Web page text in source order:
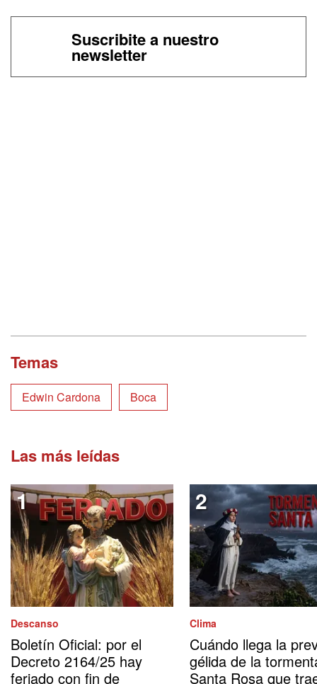
Suscribite a nuestro
newsletter
Temas
Edwin Cardona Boca
Las más leídas
Descanso
Boletín Oficial: por el
Decreto 2164/25 hay
feriado con fin de
Clima
Cuándo llega la
gélida de la
Santa Rosa que